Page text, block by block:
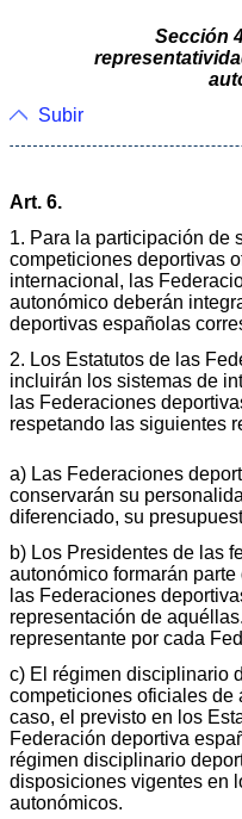
Sección
Subir
Art. 6.
1. Para la participación de
competiciones deportivas
internacional, las
autonómico deberán
deportivas españolas
2. Los Estatutos de las
incluirán los sistemas de
las Federaciones
respetando las siguientes
a) Las Federaciones
conservarán su
diferenciado, su
b) Los Presidentes de las
autonómico formarán
las Federaciones
representación de
representante por cada
c) El régimen disciplinario
competiciones oficiales de
caso, el previsto en los
Federación deportiva
régimen disciplinario
disposiciones vigentes en
autonómicos.